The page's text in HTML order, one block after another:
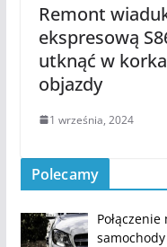
Remont
ekspresową
utknąć w
objazdy
1 września, 2024
Polecamy